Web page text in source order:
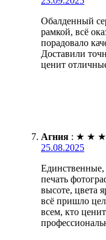
Обалденный
рамкой, всё
порадовало
Доставили
ценит
Агния : ★ ★ ★
25.08.2025
Единственные,
печать
высоте, цвета
всё пришло
всем, кто